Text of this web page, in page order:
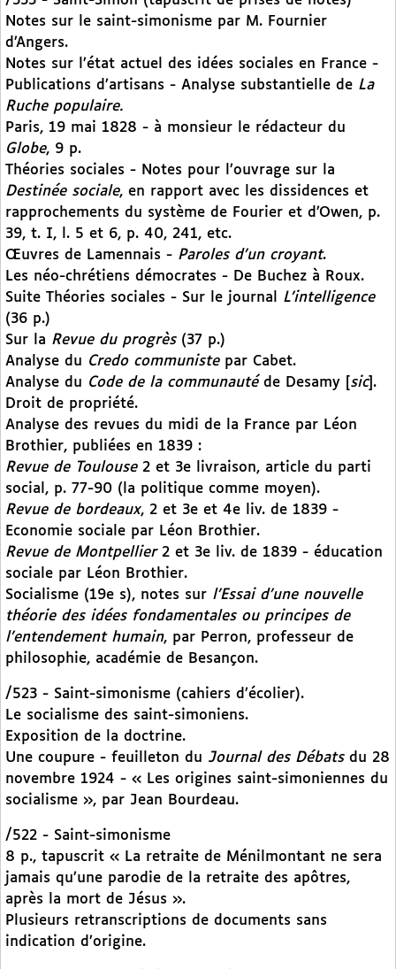
Notes sur le saint-simonisme par M. Fournier
d’Angers.
Notes sur l’état actuel des idées sociales en France -
Publications d’artisans - Analyse substantielle de La
Ruche populaire.
Paris, 19 mai 1828 - à monsieur le rédacteur du
Globe, 9 p.
Théories sociales - Notes pour l’ouvrage sur la
Destinée sociale, en rapport avec les dissidences et
rapprochements du système de Fourier et d’Owen, p.
39, t. I, l. 5 et 6, p. 40, 241, etc.
Œuvres de Lamennais - Paroles d’un croyant.
Les néo-chrétiens démocrates - De Buchez à Roux.
Suite Théories sociales - Sur le journal L’intelligence
(36 p.)
Sur la Revue du progrès(37 p.)
Analyse du Credo communistepar Cabet.
Analyse du Code de la communautéde Desamy [ sic].
Droit de propriété.
Analyse des revues du midi de la France par Léon
Brothier, publiées en 1839 :
Revue de Toulouse2 et 3e livraison, article du parti
social, p. 77-90 (la politique comme moyen).
Revue de bordeaux, 2 et 3e et 4e liv. de 1839 -
Economie sociale par Léon Brothier.
Revue de Montpellier2 et 3e liv. de 1839 - éducation
sociale par Léon Brothier.
Socialisme (19e s), notes sur l’Essai d’une nouvelle
théorie des idées fondamentales ou principes de
l’entendement humain, par Perron, professeur de
philosophie, académie de Besançon.
/523 - Saint-simonisme (cahiers d’écolier).
Le socialisme des saint-simoniens.
Exposition de la doctrine.
Une coupure - feuilleton du Journal des Débatsdu 28
novembre 1924 - « Les origines saint-simoniennes du
socialisme », par Jean Bourdeau.
/522 - Saint-simonisme
8 p., tapuscrit « La retraite de Ménilmontant ne sera
jamais qu’une parodie de la retraite des apôtres,
après la mort de Jésus ».
Plusieurs retranscriptions de documents sans
indication d’origine.